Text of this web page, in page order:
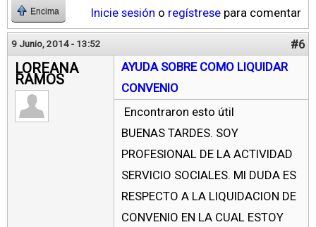
Encima Inicie sesión o regístrese para comentar
9 Junio, 2014 - 13:52 #6
LOREANA
RAMOS
AYUDA SOBRE COMO LIQUIDAR
CONVENIO
Encontraron esto útil
BUENAS TARDES. SOY
PROFESIONAL DE LA ACTIVIDAD
SERVICIO SOCIALES. MI DUDA ES
RESPECTO A LA LIQUIDACION DE
CONVENIO EN LA CUAL ESTOY